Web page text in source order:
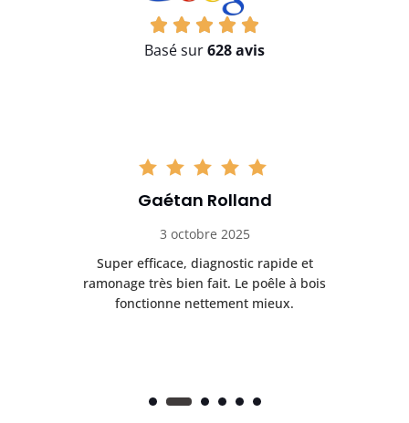
Basé sur628 avis
Gaétan Rolland
3 octobre 2025
Super efficace, diagnostic rapide et
ramonage très bien fait. Le poêle à bois
fonctionne nettement mieux.